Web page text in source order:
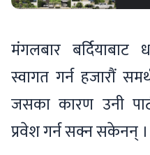
मंगलबार
स्वागत गर्न हजारौं
जसका कारण उनी
प्रवेश गर्न सक्न सकेनन् ।